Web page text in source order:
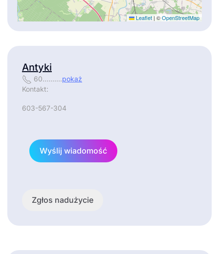
Leaflet | ©OpenStreetMap
Antyki
60..........pokaż
Kontakt:
603-567-304
Wyślij wiadomość
Zgłos nadużycie